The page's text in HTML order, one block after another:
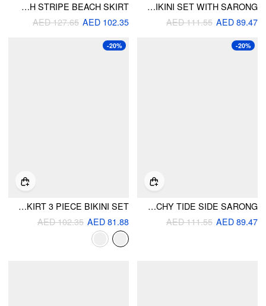
HALTER NECKLINE PAISLEY TRIANGLE LOW RISE BIKINI SET WITH SARONG
AED 89.47
AED 111.55
HALTER NECKLINE RING LINKED TIE SIDE TRIANGLE BIKINI SET WITH STRIPE BEACH SKIRT
AED 102.35
AED 127.65
-20%
HALTER NECKLINE FLORAL TRIANGLE BIKINI SET WITH CHECK FLORAL PATCHY TIDE SIDE SARONG
AED 89.47
AED 111.55
-20%
HALTER NECKLINE GLITTER TRIANGLE TOP & RUCHED TIE SIDE BOTTOMS WITH SHEER SKIRT 3 PIECE BIKINI SET
AED 81.88
AED 102.35